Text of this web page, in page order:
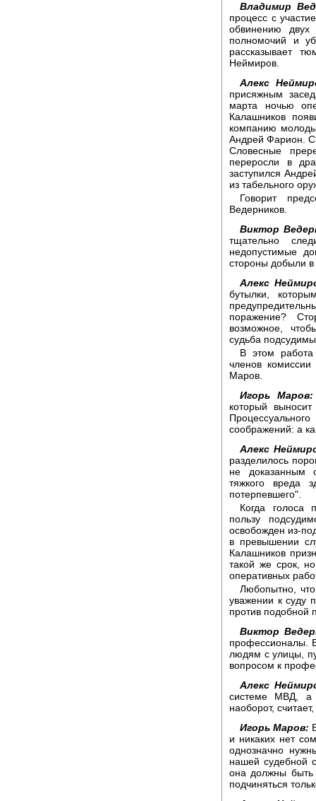
Владимир
процесс с
обвинению двух
полномочий и
рассказывает
Неймиров.
Алекс
присяжным
марта ночью
Калашников
компанию
Андрей Фарион.
Словесные
переросли в
заступился
из табельного
Говорит
Ведерников.
Виктор
тщательно
недопустимые
стороны добыли в
Алекс
бутылки,
поражение?
возможное,
судьба
В этом
членов
Маров.
Игорь Маров:
который
соображений: а
Алекс
разделилось
не доказанным
тяжкого вреда
потерпевшего".
Когда голоса
пользу
освобожден из-
в превышении
Калашников
такой же срок,
оперативных
Любопытно,
уважении к суду
против подобной
Виктор
профессионалы.
людям с улицы,
вопросом к
Алекс
системе МВД, а
наоборот,
Игорь Маров:
и никаких нет
однозначно
нашей судебной
она должны быть
подчиняться